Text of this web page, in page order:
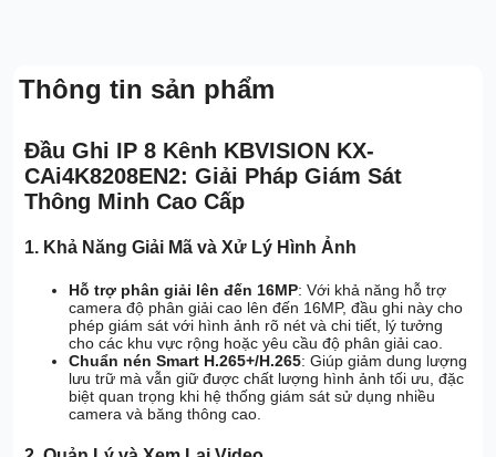
Thông tin sản phẩm
Đầu Ghi IP 8 Kênh KBVISION KX-
CAi4K8208EN2: Giải Pháp Giám Sát
Thông Minh Cao Cấp
1. Khả Năng Giải Mã và Xử Lý Hình Ảnh
Hỗ trợ phân giải lên đến 16MP: Với khả năng hỗ trợ
camera độ phân giải cao lên đến 16MP, đầu ghi này cho
phép giám sát với hình ảnh rõ nét và chi tiết, lý tưởng
cho các khu vực rộng hoặc yêu cầu độ phân giải cao.
Chuẩn nén Smart H.265+/H.265: Giúp giảm dung lượng
lưu trữ mà vẫn giữ được chất lượng hình ảnh tối ưu, đặc
biệt quan trọng khi hệ thống giám sát sử dụng nhiều
camera và băng thông cao.